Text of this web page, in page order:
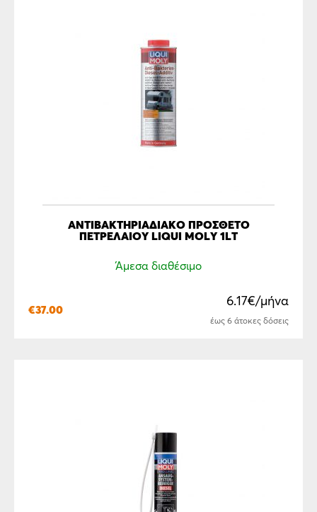
ΑΝΤΙΒΑΚΤΗΡΙΑΔΙΑΚΌ ΠΡΌΣΘΕΤΟ
ΠΕΤΡΕΛΑΊΟΥ LIQUI MOLY 1LΤ
Άμεσα διαθέσιμο
€37.00
6.17€/μήνα
έως 6 άτοκες δόσεις